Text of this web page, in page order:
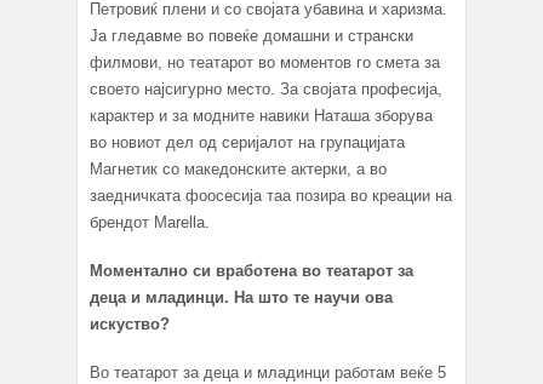
Петровиќ плени и со својата убавина и харизма.
Ја гледавме во повеќе домашни и странски
филмови, но театарот во моментов го смета за
своето најсигурно место. За својата професија,
карактер и за модните навики Наташа зборува
во новиот дел од серијалот на групацијата
Магнетик со македонските актерки, а во
заедничката фоосесија таа позира во креации на
брендот Marella.
Моментално си вработена во театарот за
деца и младинци. На што те научи ова
искуство?
Во театарот за деца и младинци работам веќе 5